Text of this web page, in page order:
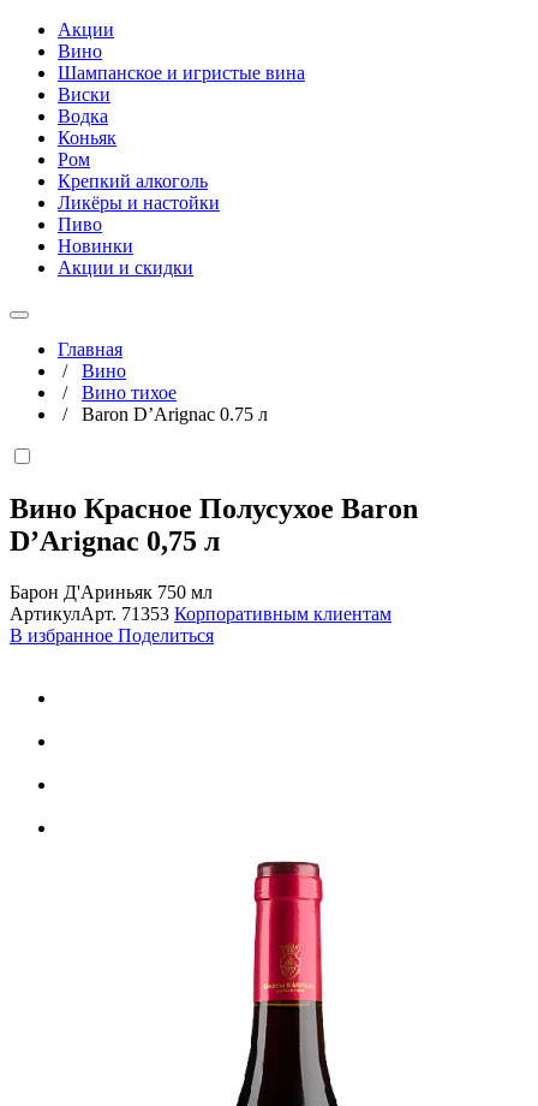
Акции
Вино
Шампанское и игристые вина
Виски
Водка
Коньяк
Ром
Крепкий алкоголь
Ликёры и настойки
Пиво
Новинки
Акции и скидки
Главная
/ Вино
/ Вино тихое
/ Baron D’Arignac 0.75 л
Вино Красное Полусухое Baron
D’Arignac 0,75 л
Барон Д'Ариньяк 750 мл
АртикулАрт. 71353 Корпоративным клиентам
В избранное Поделиться